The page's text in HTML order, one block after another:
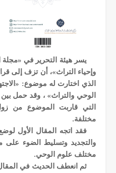
يسر هيئة التحرير في «مجلة
وإحياء التراث»، أن تزف إلى
الذي اختارت له موضوع:
الوحي والتراث»، وقد حمل
التي قاربت الموضوع من
مختلفة.
فقد اتجه المقال الأول
والتجديد وتسليط الضوء على
مختلف علوم الوحي.
ثم انعطف الحديث في المقال